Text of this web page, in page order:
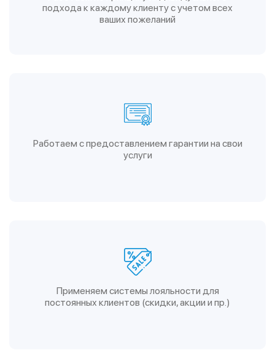
подхода к каждому клиенту с учетом всех
ваших пожеланий
Работаем с предоставлением гарантии на свои
услуги
Применяем системы лояльности для
постоянных клиентов (скидки, акции и пр.)